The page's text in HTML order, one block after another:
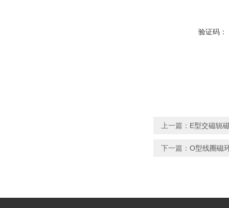
验证码：
上一篇： E型交磁轭
下一篇： O型线圈磁